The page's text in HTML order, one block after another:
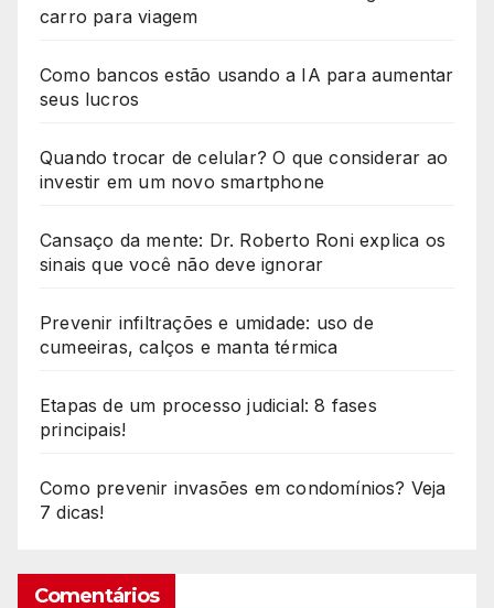
carro para viagem
Como bancos estão usando a IA para aumentar
seus lucros
Quando trocar de celular? O que considerar ao
investir em um novo smartphone
Cansaço da mente: Dr. Roberto Roni explica os
sinais que você não deve ignorar
Prevenir infiltrações e umidade: uso de
cumeeiras, calços e manta térmica
Etapas de um processo judicial: 8 fases
principais!
Como prevenir invasões em condomínios? Veja
7 dicas!
Comentários